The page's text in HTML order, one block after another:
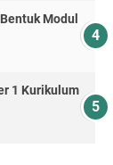
Modul
1 Kurikulum